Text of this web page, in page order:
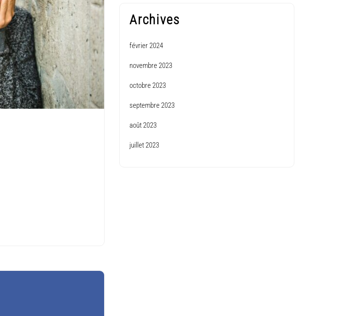
Archives
février 2024
novembre 2023
octobre 2023
septembre 2023
août 2023
juillet 2023